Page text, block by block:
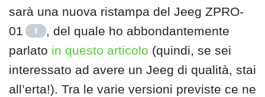
sarà una nuova ristampa del Jeeg ZPRO-
01
1
, del quale ho abbondantemente
parlato in questo articolo (quindi, se sei
interessato ad avere un Jeeg di qualità, stai
all’erta!). Tra le varie versioni previste ce ne